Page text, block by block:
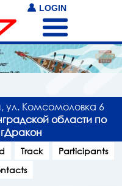
LOGIN
ул. Комсомоловка 6
области по
Track
Participants